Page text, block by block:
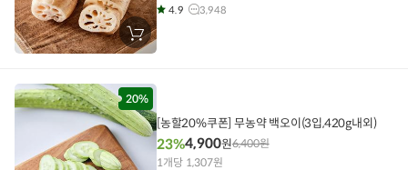
장
바
에
담
기
4.9 3,948
20%
[농할20%쿠폰] 무농약 백오이(3입,420g내외)
23%4,900원6,400원
1개당 1,307원